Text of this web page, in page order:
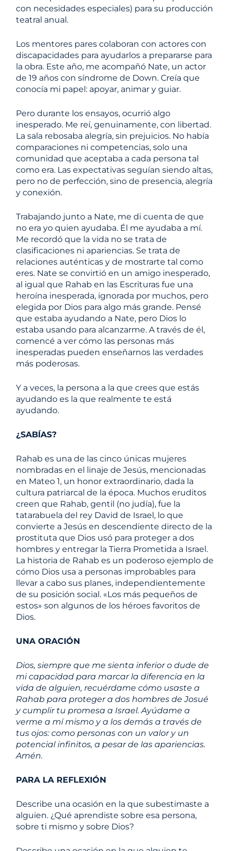
con necesidades especiales) para su producción
teatral anual.
Los mentores pares colaboran con actores con
discapacidades para ayudarlos a prepararse para
la obra. Este año, me acompañó Nate, un actor
de 19 años con síndrome de Down. Creía que
conocía mi papel: apoyar, animar y guiar.
Pero durante los ensayos, ocurrió algo
inesperado. Me reí, genuinamente, con libertad.
La sala rebosaba alegría, sin prejuicios. No había
comparaciones ni competencias, solo una
comunidad que aceptaba a cada persona tal
como era. Las expectativas seguían siendo altas,
pero no de perfección, sino de presencia, alegría
y conexión.
Trabajando junto a Nate, me di cuenta de que
no era yo quien ayudaba. Él me ayudaba a mí.
Me recordó que la vida no se trata de
clasificaciones ni apariencias. Se trata de
relaciones auténticas y de mostrarte tal como
eres. Nate se convirtió en un amigo inesperado,
al igual que Rahab en las Escrituras fue una
heroína inesperada, ignorada por muchos, pero
elegida por Dios para algo más grande. Pensé
que estaba ayudando a Nate, pero Dios lo
estaba usando para alcanzarme. A través de él,
comencé a ver cómo las personas más
inesperadas pueden enseñarnos las verdades
más poderosas.
Y a veces, la persona a la que crees que estás
ayudando es la que realmente te está
ayudando.
¿SABÍAS?
Rahab es una de las cinco únicas mujeres
nombradas en el linaje de Jesús, mencionadas
en Mateo 1, un honor extraordinario, dada la
cultura patriarcal de la época. Muchos eruditos
creen que Rahab, gentil (no judía), fue la
tatarabuela del rey David de Israel, lo que
convierte a Jesús en descendiente directo de la
prostituta que Dios usó para proteger a dos
hombres y entregar la Tierra Prometida a Israel.
La historia de Rahab es un poderoso ejemplo de
cómo Dios usa a personas improbables para
llevar a cabo sus planes, independientemente
de su posición social. «Los más pequeños de
estos» son algunos de los héroes favoritos de
Dios.
UNA ORACIÓN
Dios, siempre que me sienta inferior o dude de
mi capacidad para marcar la diferencia en la
vida de alguien, recuérdame cómo usaste a
Rahab para proteger a dos hombres de Josué
y cumplir tu promesa a Israel. Ayúdame a
verme a mí mismo y a los demás a través de
tus ojos: como personas con un valor y un
potencial infinitos, a pesar de las apariencias.
Amén.
PARA LA REFLEXIÓN
Describe una ocasión en la que subestimaste a
alguien. ¿Qué aprendiste sobre esa persona,
sobre ti mismo y sobre Dios?